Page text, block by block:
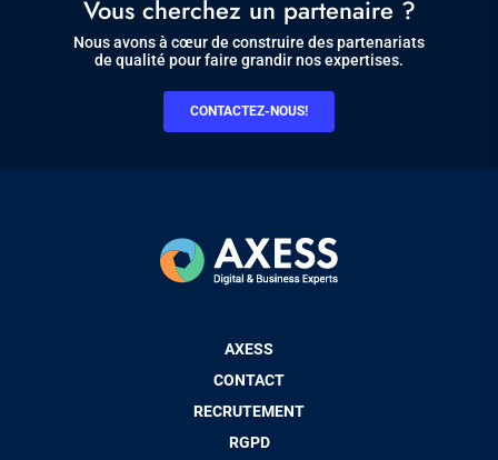
Vous cherchez un partenaire ?
Nous avons à cœur de construire des partenariats
de qualité pour faire grandir nos expertises.
CONTACTEZ-NOUS!
AXESS
CONTACT
RECRUTEMENT
RGPD